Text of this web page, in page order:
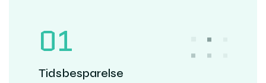
01
Tidsbesparelse